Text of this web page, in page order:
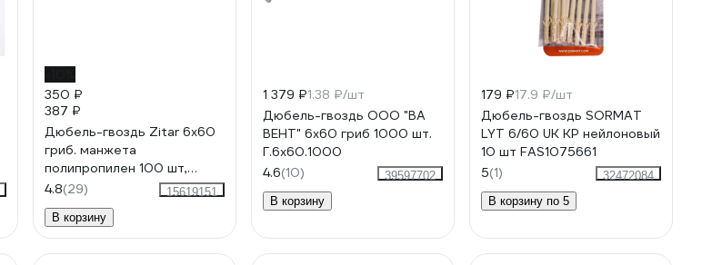
350 ₽
387 ₽
Дюбель-гвоздь Zitar 6x60
гриб. манжета
полипропилен 100 шт,
ведро 101990
4.8(29)
15619151
В корзину
1 379 ₽1.38 ₽/шт
Дюбель-гвоздь ООО "ВА
ВЕНТ" 6x60 гриб 1000 шт.
Г.6х60.1000
4.6(10)
39597702
В корзину
179 ₽17.9 ₽/шт
Дюбель-гвоздь SORMAT
LYT 6/60 UK KP нейлоновый
10 шт FAS1075661
5(1)
32472084
В корзину по 5